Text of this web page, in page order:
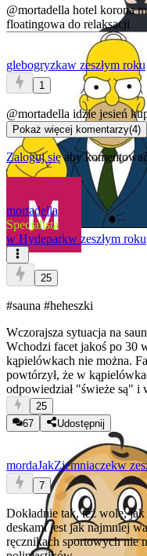
@mortadella hotel korona
floatingowa do relaksacji
glebogryzkaw zeszłym roku
1
@mortadella idzie jesień
Pokaż więcej komentarzy(4)
Zaloguj sięaby
mortadella
Specjalista
w Hydeparkw zeszłym roku
25
#sauna #heheszki
Wczorajsza sytuacja na
Wchodzi facet jakoś po 30
kąpielówkach nie można.
powtórzył, że w
odpowiedział "świeże są" i
25
67
Udostępnij
mordaJakZiemniaczekw
7
Dokładnie tak, też wolę,
deskami jest jak najmniej
ręcznikach sportowych nie